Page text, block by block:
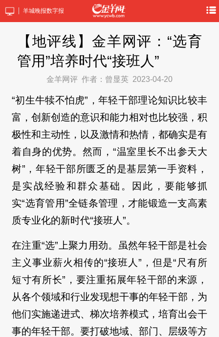
羊城晚报数字报
【地评线】金羊网评：“选育
管用”培养时代“接班人”
金羊网评 作者：曾显英 2023-04-20
“初生牛犊不怕虎”，年轻干部理论知识比较丰
富，创新创造的意识和能力相对也比较强，积
极性和主动性，以及激情和热情，都确实是有
着自身的优势。然而，“温室里长不出参天大
树”，年轻干部所匮乏的是基层第一手资料，
是实战经验和群众基础。因此，要能够抓
实“选育管用”全链条管理，才能锻造一支高素
质专业化的新时代“接班人”。
在注重“选”上聚力用劲。虽然年轻干部是社会
主义事业薪火相传的“接班人”，但是“尺有所
短寸有所长”，要注重拓展年轻干部的来源，
从各个领域和行业发现想干事的年轻干部，为
他们实施递进式、梯次培养模式，培育出会干
事的年轻干部。要打破地域、部门、层级等方